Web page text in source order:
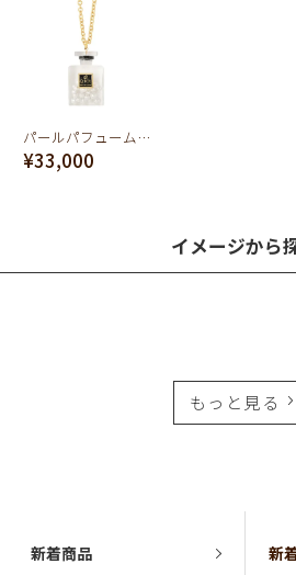
パールパフュームボトル ネックレス
¥33,000
イメージから
もっと見る
新着商品 新